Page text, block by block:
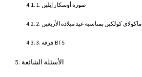
1. صورة أوسكار إيلين
ماكولاي كولكين بمناسبة عيد ميلاده الأربعين
3. فرقة BTS
الأسئلة الشائعة